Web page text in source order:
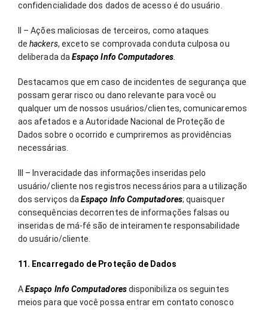
confidencialidade dos dados de acesso é do usuário.
II – Ações maliciosas de terceiros, como ataques
dehackers, exceto se comprovada conduta culposa ou
deliberada da Espaço Info Computadores.
Destacamos que em caso de incidentes de segurança que
possam gerar risco ou dano relevante para você ou
qualquer um de nossos usuários/clientes, comunicaremos
aos afetados e a Autoridade Nacional de Proteção de
Dados sobre o ocorrido e cumpriremos as providências
necessárias.
III – Inveracidade das informações inseridas pelo
usuário/cliente nos registros necessários para a utilização
dos serviços daEspaço Info Computadores; quaisquer
consequências decorrentes de informações falsas ou
inseridas de má-fé são de inteiramente responsabilidade
do usuário/cliente.
11. Encarregado de Proteção de Dados
AEspaço Info Computadoresdisponibiliza os seguintes
meios para que você possa entrar em contato conosco